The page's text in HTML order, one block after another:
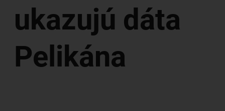
ukazujú dáta
Pelikána